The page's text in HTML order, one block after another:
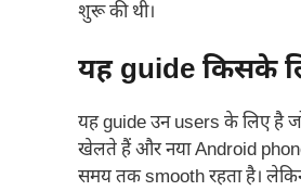
शुरू की थी।
यह guide किसके
यह guide उन users के लिए है
खेलते हैं और नया Android
समय तक smooth रहता है।